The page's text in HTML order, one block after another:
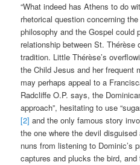
“What indeed has Athens to do
rhetorical question concerning
philosophy and the Gospel could
relationship between St.
tradition. Little Thérèse’s
the Child Jesus and her frequent
may perhaps appeal to a
Radcliffe O.P. says, the
approach”, hesitating to use
[2] and the only famous story
the one where the devil
nuns from listening to Dominic’s
captures and plucks the bird,